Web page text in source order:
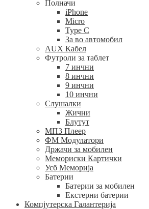
Полначи
iPhone
Micro
Type C
За во автомобил
AUX Кабел
Футроли за таблет
7 инчни
8 инчни
9 инчни
10 инчни
Слушалки
Жични
Блутут
МП3 Плеер
ФМ Модулатори
Држачи за мобилен
Мемориски Картички
Усб Меморија
Батерии
Батерии за мобилен
Екстерни батерии
Компјутерска Галантерија